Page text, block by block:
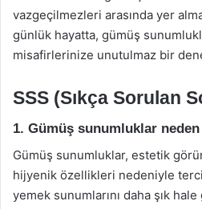
vazgeçilmezleri arasında yer
günlük hayatta, gümüş
misafirlerinize unutulmaz bir
SSS (Sıkça Sorulan
1. Gümüş sunumluklar
Gümüş sunumluklar, estetik
hijyenik özellikleri nedeniyle
yemek sunumlarını daha şık